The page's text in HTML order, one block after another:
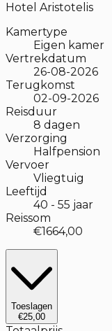
Hotel Aristotelis
Kamertype
Eigen kamer
Vertrekdatum
26-08-2026
Terugkomst
02-09-2026
Reisduur
8 dagen
Verzorging
Halfpension
Vervoer
Vliegtuig
Leeftijd
40 - 55 jaar
Reissom
€1664,00
Toeslagen
€25,00